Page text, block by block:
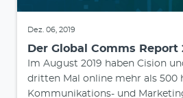
Dez. 06, 2019
Der Global Comms Report
Im August 2019 haben Cision
dritten Mal online mehr als 500
Kommunikations- und